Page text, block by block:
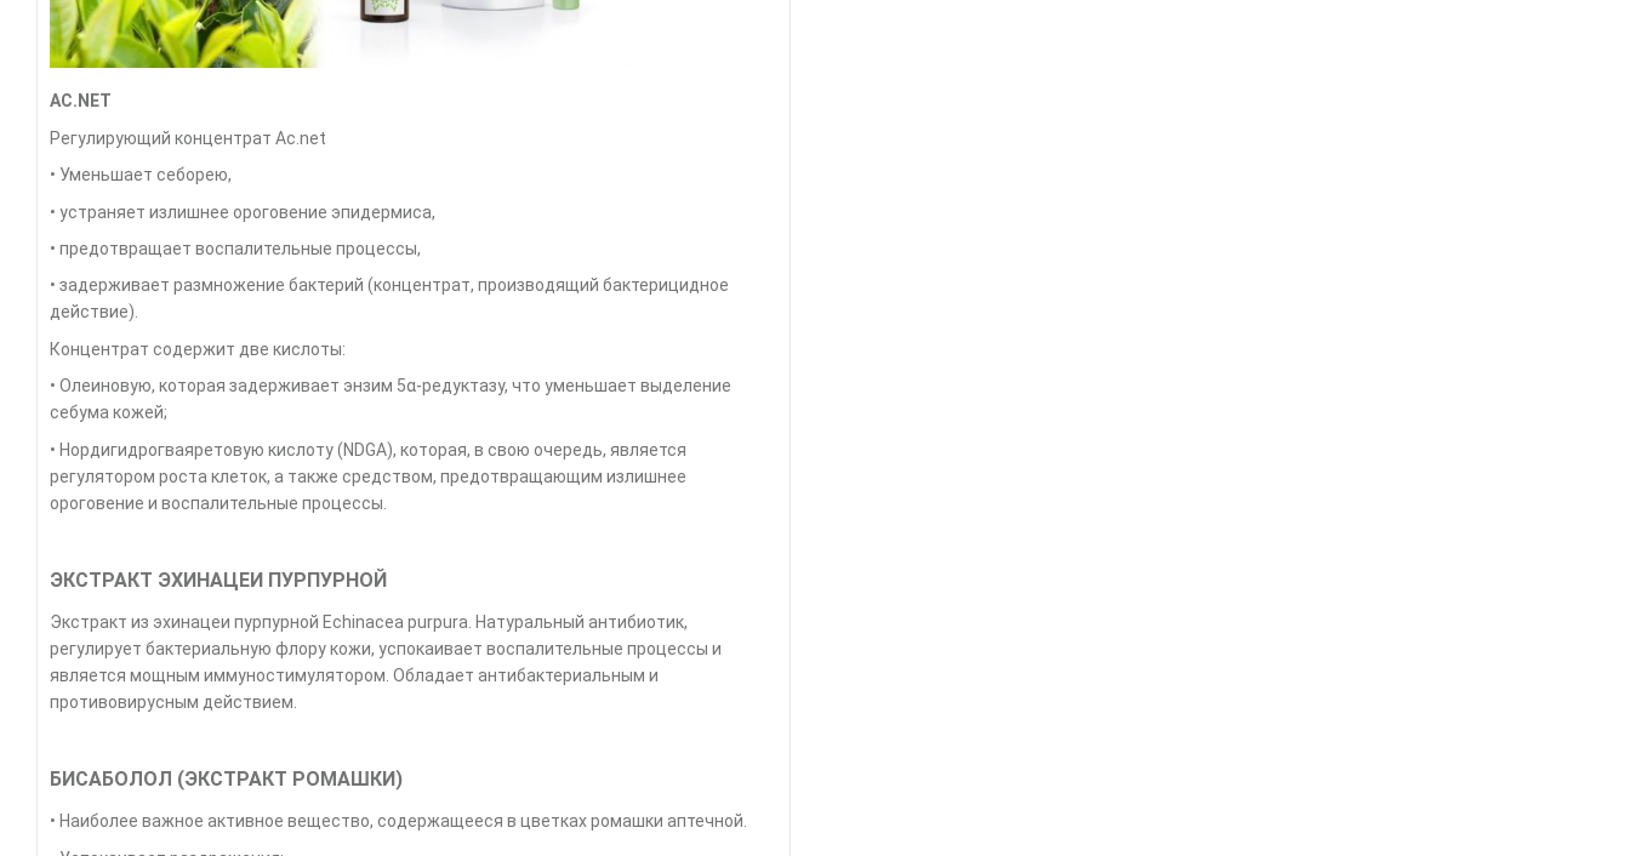
AC.NET
Регулирующий концентрат Ac.net
• Уменьшает себорею,
• устраняет излишнее ороговение эпидермиса,
• предотвращает воспалительные процессы,
• задерживает размножение бактерий (концентрат, производящий бактерицидное
действие).
Концентрат содержит две кислоты:
• Oлеиновую, которая задерживает энзим 5α-редуктазу, что уменьшает выделение
себума кожей;
• Нордигидрогваяретовую кислоту (NDGA), которая, в свою очередь, является
регулятором роста клеток, а также средством, предотвращающим излишнее
ороговение и воспалительные процессы.
ЭКСТРАКТ ЭХИНАЦЕИ ПУРПУРНОЙ
Экстракт из эхинацеи пурпурной Echinacea purpura. Натуральный антибиотик,
регулирует бактериальную флору кожи, успокаивает воспалительные процессы и
является мощным иммуностимулятором. Обладает антибактериальным и
противовирусным действием.
БИСАБОЛОЛ (ЭКСТРАКТ РОМАШКИ)
• Наиболее важное активное вещество, содержащееся в цветках ромашки аптечной.